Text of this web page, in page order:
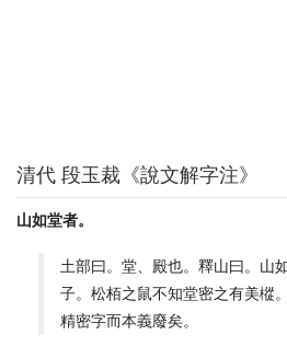
清代 段玉裁《說文解字注》
山如堂者。
土部曰。堂、殿也。釋山曰。山
子。松栢之鼠不知堂密之有美樅
精密字而本義廢矣。